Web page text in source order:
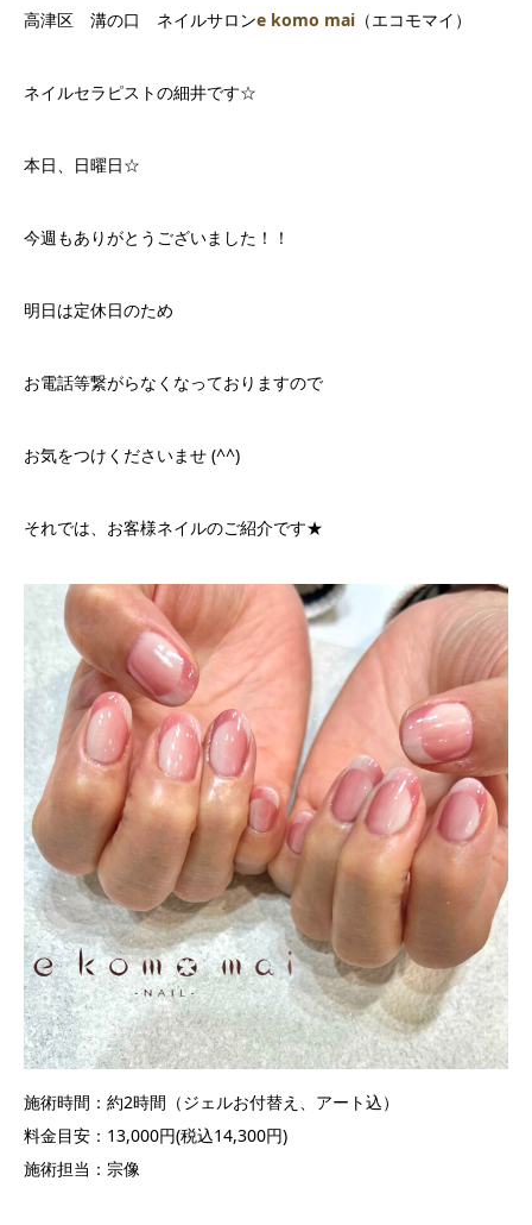
高津区 溝の口 ネイルサロンe komo mai （エコモマイ）
ネイルセラピストの細井です☆
本日、日曜日☆
今週もありがとうございました！！
明日は定休日のため
お電話等繋がらなくなっておりますので
お気をつけくださいませ (^^)
それでは、お客様ネイルのご紹介です★
施術時間：約2時間（ジェルお付替え、アート込）
料金目安：13,000円(税込14,300円)
施術担当：宗像